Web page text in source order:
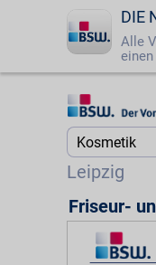
DIE
Alle
Startseite
Login
0800 - 279
Leipzig
Startseite